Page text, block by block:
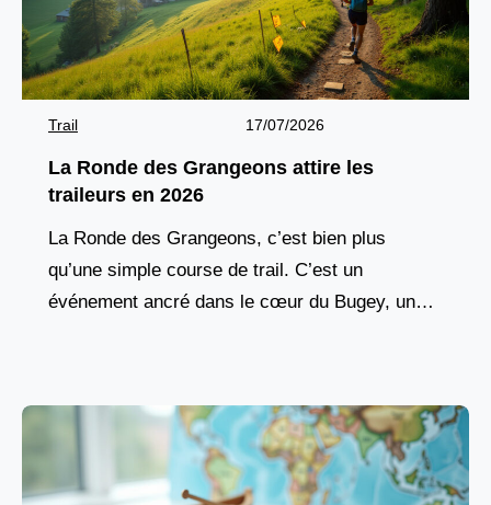
Trail 17/07/2026
La Ronde des Grangeons attire les
traileurs en 2026
La Ronde des Grangeons, c’est bien plus
qu’une simple course de trail. C’est un
événement ancré dans le cœur du Bugey, une